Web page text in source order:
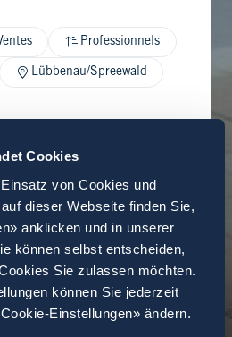
Cookies
von Cookies und
dieser Webseite finden Sie,
anklicken und in unserer
können selbst entscheiden,
Sie zulassen möchten.
können Sie jederzeit
Einstellungen» ändern.
Professionnels
Lübbenau/Spreewald